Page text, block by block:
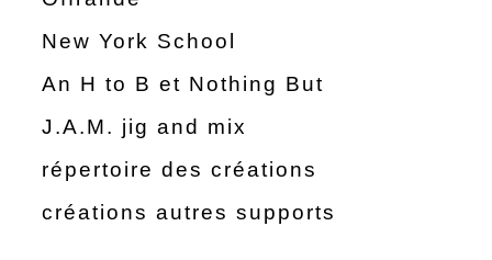
New York School
An H to B et Nothing But
J.A.M. jig and mix
répertoire des créations
créations autres supports